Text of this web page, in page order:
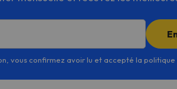
vous confirmez avoir lu et accepté la